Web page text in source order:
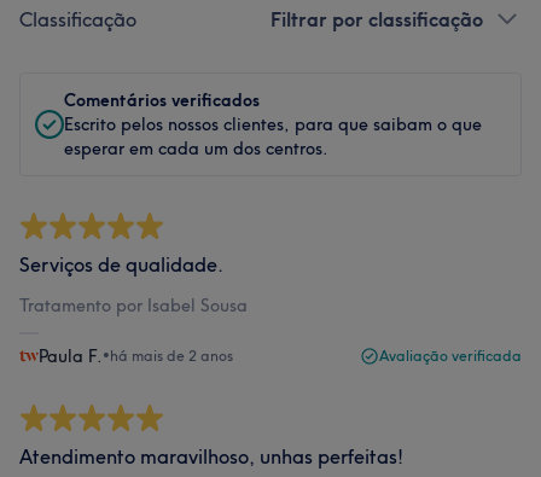
Classificação Filtrar por classificação
Comentários verificados
Escrito pelos nossos clientes, para que saibam o que
esperar em cada um dos centros.
Serviços de qualidade.
Tratamento por Isabel Sousa
Paula F. •há mais de 2 anos Avaliação verificada
Atendimento maravilhoso, unhas perfeitas!